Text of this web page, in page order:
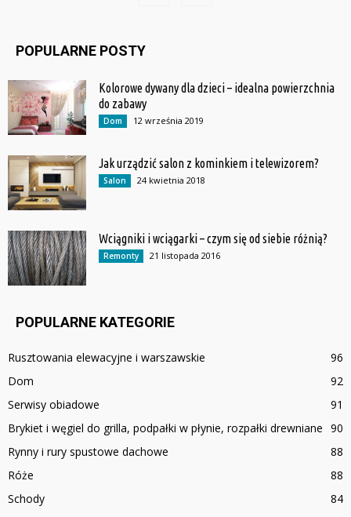
POPULARNE POSTY
Kolorowe dywany dla dzieci – idealna powierzchnia
do zabawy
Dom 12 września 2019
Jak urządzić salon z kominkiem i telewizorem?
Salon 24 kwietnia 2018
Wciągniki i wciągarki – czym się od siebie różnią?
Remonty 21 listopada 2016
POPULARNE KATEGORIE
Rusztowania elewacyjne i warszawskie
96
Dom
92
Serwisy obiadowe
91
Brykiet i węgiel do grilla, podpałki w płynie, rozpałki drewniane 90
Rynny i rury spustowe dachowe
88
Róże
88
Schody
84